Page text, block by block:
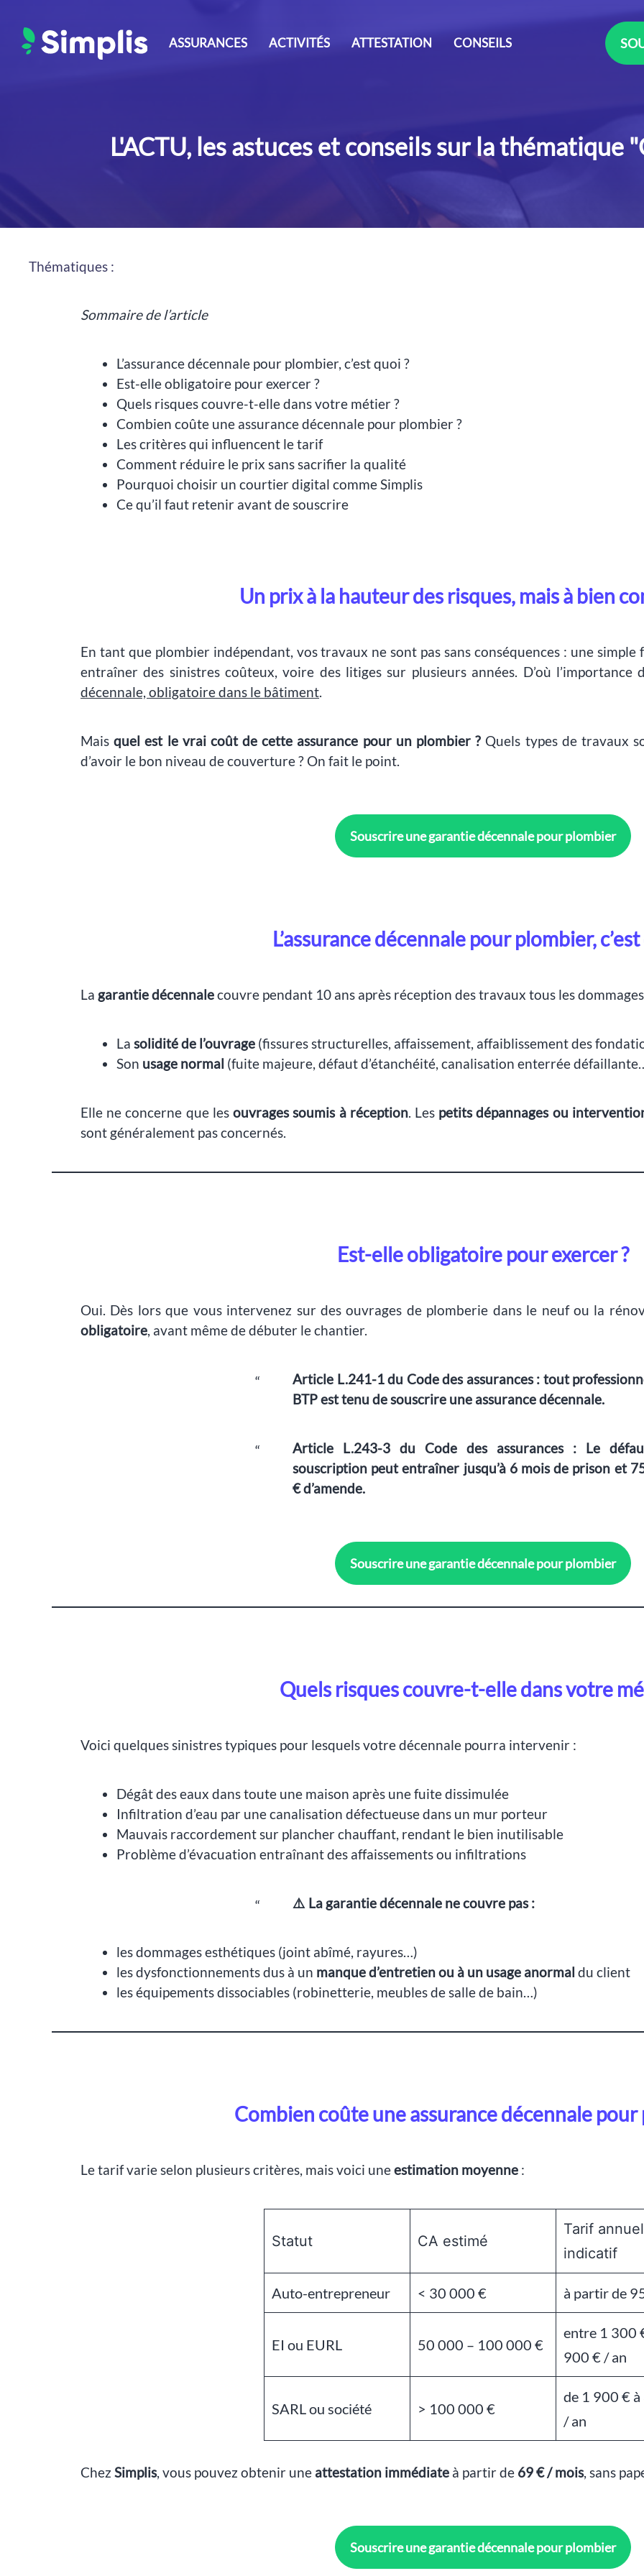
contenu
ASSURANCES ACTIVITÉS ATTESTATION CONSEILS
L'ACTU, les astuces et conseils sur la thématique
Thématiques :
Sommaire de l’article
L’assurance décennale pour plombier, c’est quoi ?
Est-elle obligatoire pour exercer ?
Quels risques couvre-t-elle dans votre métier ?
Combien coûte une assurance décennale pour plombier ?
Les critères qui influencent le tarif
Comment réduire le prix sans sacrifier la qualité
Pourquoi choisir un courtier digital comme Simplis
Ce qu’il faut retenir avant de souscrire
Un prix à la hauteur des risques, mais à bien
En tant que plombier indépendant, vos travaux ne sont pas sans conséquences : une
entraîner des sinistres coûteux, voire des litiges sur plusieurs années. D’où l’importance
décennale, obligatoire dans le bâtiment.
Maisquel est le vrai coût de cette assurance pour un plombier ? Quels types de travaux
d’avoir le bon niveau de couverture ? On fait le point.
Souscrire une garantie décennale pour plombier
L’assurance décennale pour plombier,
La garantie décennalecouvre pendant 10 ans après réception des travaux tous les
La solidité de l’ouvrage (fissures structurelles, affaissement, affaiblissement des
Son usage normal (fuite majeure, défaut d’étanchéité, canalisation enterrée
Elle ne concerne que lesouvrages soumis à réception. Les petits dépannages ou
sont généralement pas concernés.
Est-elle obligatoire pour exercer ?
Oui. Dès lors que vous intervenez sur des ouvrages de plomberie dans le neuf ou la
obligatoire, avant même de débuter le chantier.
Article L.241-1 du Code des assurances : tout
BTP est tenu de souscrire une assurance décennale.
Article L.243-3 du Code des assurances : Le
souscription peut entraîner jusqu’à 6 mois de prison et
€ d’amende.
Souscrire une garantie décennale pour plombier
Quels risques couvre-t-elle dans votre
Voici quelques sinistres typiques pour lesquels votre décennale pourra intervenir :
Dégât des eaux dans toute une maison après une fuite dissimulée
Infiltration d’eau par une canalisation défectueuse dans un mur porteur
Mauvais raccordement sur plancher chauffant, rendant le bien inutilisable
Problème d’évacuation entraînant des affaissements ou infiltrations
⚠️ La garantie décennale ne couvre pas :
les dommages esthétiques (joint abîmé, rayures…)
les dysfonctionnements dus à un manque d’entretien ou à un usage anormal du client
les équipements dissociables (robinetterie, meubles de salle de bain…)
Combien coûte une assurance décennale pour
Le tarif varie selon plusieurs critères, mais voici uneestimation moyenne :
Statut CA estimé
Tarif annuel
indicatif
Auto-entrepreneur < 30 000 € à partir de
EI ou EURL 50 000 – 100 000 €
entre 1 300
900 € / an
SARL ou société > 100 000 €
de 1 900 €
/ an
Chez Simplis, vous pouvez obtenir une attestation immédiate à partir de 69€ / mois, sans
Souscrire une garantie décennale pour plombier